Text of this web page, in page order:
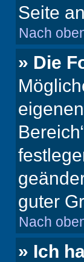
Seite
Nach
» Die
guter
Nach
» Ich